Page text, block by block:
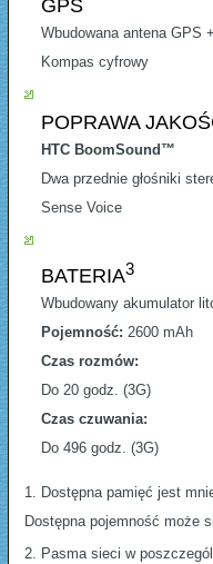
GPS
Wbudowana antena GPS
Kompas cyfrowy
POPRAWA
HTC BoomSound™
Dwa przednie głośniki
Sense Voice
BATERIA3
Wbudowany akumulator
Pojemność: 2600 mAh
Czas rozmów:
Do 20 godz. (3G)
Czas czuwania:
Do 496 godz. (3G)
Dostępna pamięć jest
Dostępna pojemność może
Pasma sieci w